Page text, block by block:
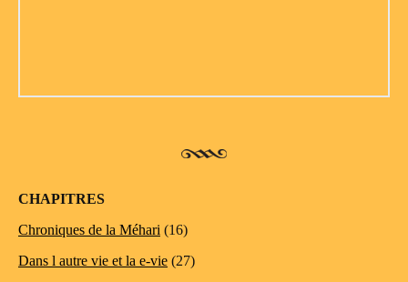
CHAPITRES
Chroniques de la Méhari (16)
Dans l autre vie et la e-vie (27)